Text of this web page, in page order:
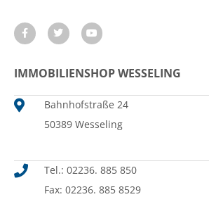
IMMOBILIENSHOP WESSELING
Bahnhofstraße 24
50389 Wesseling
Tel.: 02236. 885 850
Fax: 02236. 885 8529